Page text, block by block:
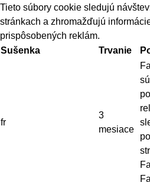
Tieto súbory cookie sledujú
stránkach a zhromažďujú
prispôsobených reklám.
Sušenka
Trvanie
fr
3
mesiace